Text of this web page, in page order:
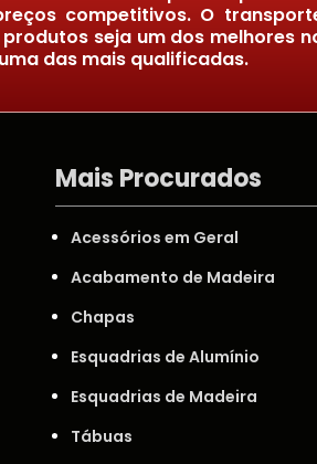
competitivos. O
seja um dos melhores
das mais qualificadas.
Mais Procurados
Acessórios em Geral
Acabamento de Madeira
Chapas
Esquadrias de Alumínio
Esquadrias de Madeira
Tábuas